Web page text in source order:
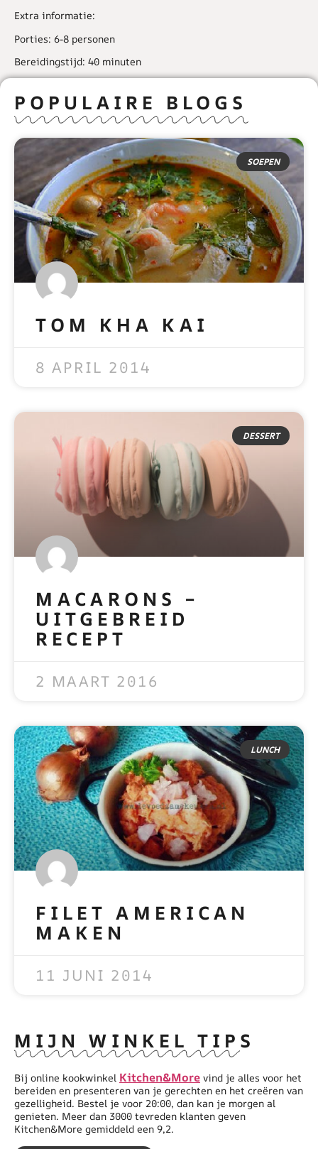
Extra informatie:
Porties: 6-8 personen
Bereidingstijd: 40 minuten
POPULAIRE BLOGS
SOEPEN
TOM KHA KAI
8 APRIL 2014
DESSERT
MACARONS –
UITGEBREID
RECEPT
2 MAART 2016
LUNCH
FILET AMERICAN
MAKEN
11 JUNI 2014
MIJN WINKEL TIPS
Bij online kookwinkel Kitchen&More vind je alles voor het
bereiden en presenteren van je gerechten en het creëren van
gezelligheid. Bestel je voor 20:00, dan kan je morgen al
genieten. Meer dan 3000 tevreden klanten geven
Kitchen&More gemiddeld een 9,2.